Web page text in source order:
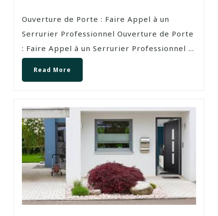
Ouverture de Porte : Faire Appel à un
Serrurier Professionnel Ouverture de Porte
: Faire Appel à un Serrurier Professionnel ...
Read More